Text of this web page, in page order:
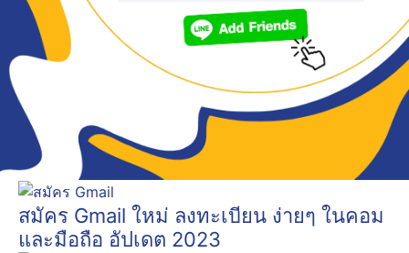
สมัคร Gmail ใหม่ ลงทะเบียน ง่ายๆ ในคอม
และมือถือ อัปเดต 2023